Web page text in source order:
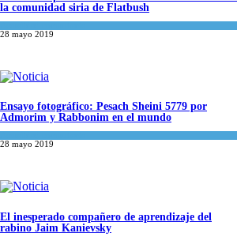
la comunidad siria de Flatbush
28 mayo 2019
Ensayo fotográfico: Pesach Sheini 5779 por
Admorim y Rabbonim en el mundo
28 mayo 2019
El inesperado compañero de aprendizaje del
rabino Jaim Kanievsky